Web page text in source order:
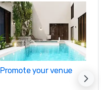
Promote your venue